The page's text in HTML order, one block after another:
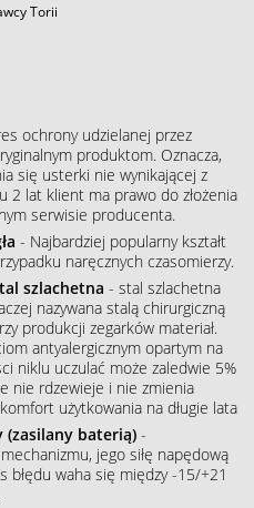
Torii
ochrony udzielanej przez
produktom. Oznacza,
się usterki nie wynikającej z
2 lat klient ma prawo do złożenia
serwisie producenta.
- Najbardziej popularny kształt
naręcznych czasomierzy.
szlachetna - stal szlachetna
nazywana stalą chirurgiczną
produkcji zegarków materiał.
antyalergicznym opartym na
niklu uczulać może zaledwie 5%
nie rdzewieje i nie zmienia
użytkowania na długie lata
(zasilany baterią) -
jego siłę napędową
błędu waha się między -15/+21